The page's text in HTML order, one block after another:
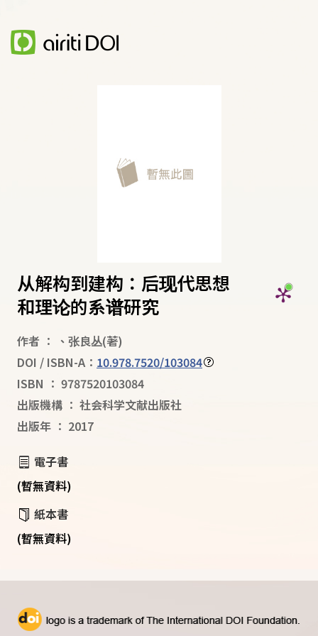
从解构到建构：后现代思想
和理论的系谱研究
作者 ： 、 张良丛(著)
DOI / ISBN-A： 10.978.7520/103084
ISBN ： 9787520103084
出版機構 ： 社会科学文献出版社
出版年 ： 2017
電子書
(暫無資料)
紙本書
(暫無資料)